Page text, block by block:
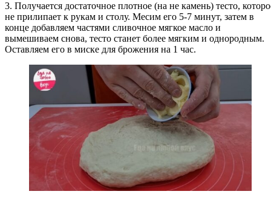
3. Получается достаточное плотное (на не камень) тесто,
не прилипает к рукам и столу. Месим его 5-7 минут, затем в
конце добавляем частями сливочное мягкое масло и
вымешиваем снова, тесто станет более мягким и однородным.
Оставляем его в миске для брожения на 1 час.